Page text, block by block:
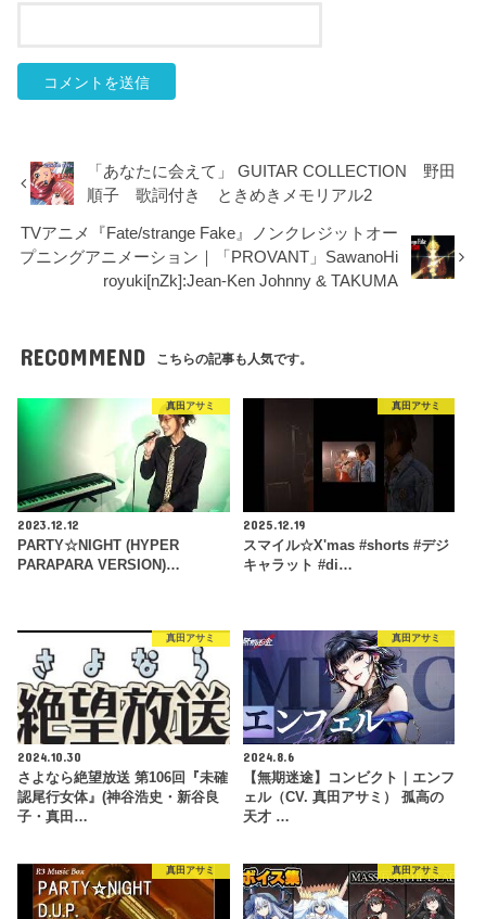
「あなたに会えて」 GUITAR COLLECTION 野田
順子 歌詞付き ときめきメモリアル2
TVアニメ『Fate/strange Fake』ノンクレジットオー
プニングアニメーション｜「PROVANT」SawanoHi
royuki[nZk]:Jean-Ken Johnny & TAKUMA
RECOMMEND こちらの記事も人気です。
真田アサミ
2023.12.12
PARTY☆NIGHT (HYPER
PARAPARA VERSION)…
真田アサミ
2025.12.19
スマイル☆X'mas #shorts #デジ
キャラット #di…
真田アサミ
2024.10.30
さよなら絶望放送 第106回『未確
認尾行女体』(神谷浩史・新谷良
子・真田…
真田アサミ
2024.8.6
【無期迷途】コンビクト｜エンフ
ェル（CV. 真田アサミ） 孤高の
天才 …
真田アサミ 真田アサミ